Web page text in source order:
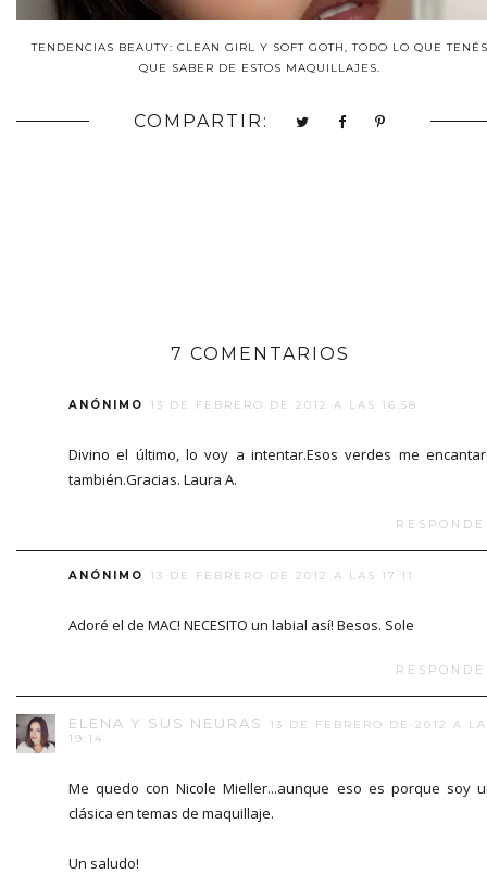
TENDENCIAS BEAUTY: CLEAN GIRL Y SOFT GOTH, TODO LO QUE TENÉS
QUE SABER DE ESTOS MAQUILLAJES.
COMPARTIR:
7 COMENTARIOS
ANÓNIMO 13 DE FEBRERO DE 2012 A LAS 16:58
Divino el último, lo voy a intentar.Esos verdes me
también.Gracias. Laura A.
ANÓNIMO 13 DE FEBRERO DE 2012 A LAS 17:11
Adoré el de MAC! NECESITO un labial así! Besos. Sole
ELENA Y SUS NEURAS
13 DE FEBRERO DE 2012 A
19:14
Me quedo con Nicole Mieller...aunque eso es porque soy
clásica en temas de maquillaje.
Un saludo!